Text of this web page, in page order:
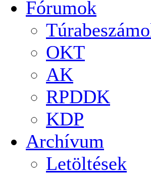
Fórumok
OKT
AK
RPDDK
KDP
Archívum
Letöltések